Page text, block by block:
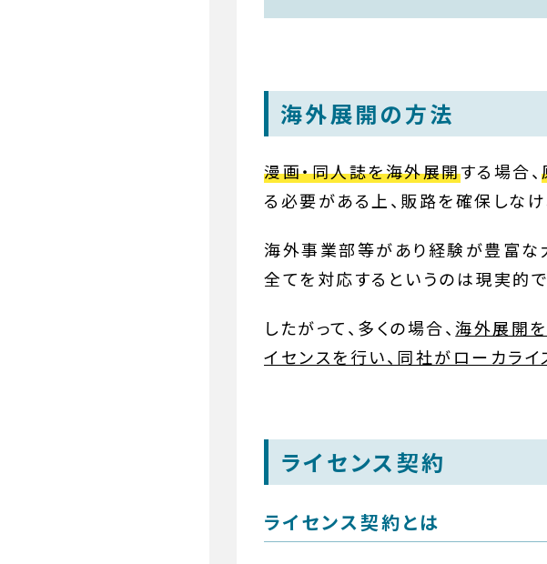
海外展開の方法
漫画・同人誌を海外展開する場合、
る必要がある上、販路を確保しなけ
海外事業部等があり経験が豊富な
全てを対応するというのは現実的で
したがって、多くの場合、 海外展開
イセンスを行い、同社がローカライ
ライセンス契約
ライセンス契約とは